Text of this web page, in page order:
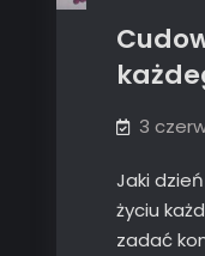
3
Jaki
życiu
zadać